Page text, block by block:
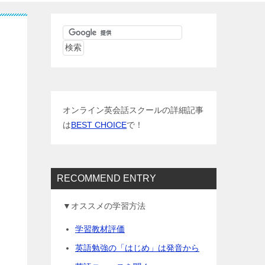
オンライン英会話スクールの詳細記事
はBEST CHOICEで！
RECOMMEND ENTRY
▼オススメの学習方法
学習教材評価
英語勉強の「はじめ」は発音から